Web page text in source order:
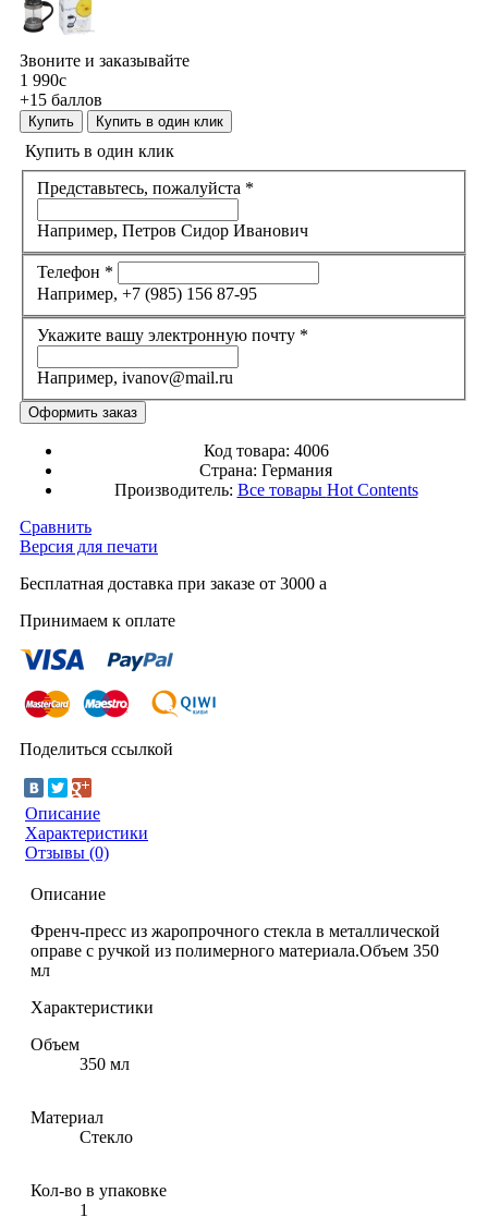
Звоните и заказывайте
1 990c
+15 баллов
Купить Купить в один клик
Купить в один клик
Представьтесь, пожалуйста *
Например, Петров Сидор Иванович
Телефон *
Например, +7 (985) 156 87-95
Укажите вашу электронную почту *
Например, ivanov@mail.ru
Код товара: 4006
Страна: Германия
Производитель: Все товары Hot Contents
Сравнить
Версия для печати
Бесплатная доставка при заказе от 3000 a
Принимаем к оплате
Поделиться ссылкой
Описание
Характеристики
Отзывы (0)
Описание
Френч-пресс из жаропрочного стекла в металлической
оправе с ручкой из полимерного материала.Объем 350
мл
Характеристики
Объем
350 мл
Материал
Стекло
Кол-во в упаковке
1